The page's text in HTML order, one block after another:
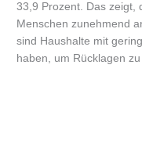
33,9 Prozent. Das zeigt,
Menschen zunehmend
sind Haushalte mit
haben, um Rücklagen